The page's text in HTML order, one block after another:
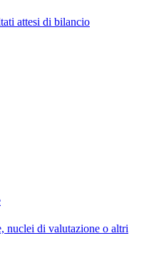
attesi di bilancio
nuclei di valutazione o altri